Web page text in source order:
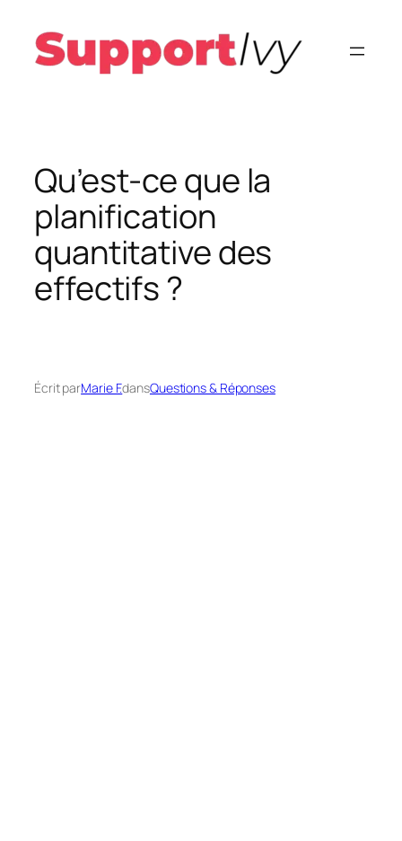
contenu
Qu’est-ce que la
planification
quantitative des
effectifs ?
Écrit parMarie F.dansQuestions & Réponses